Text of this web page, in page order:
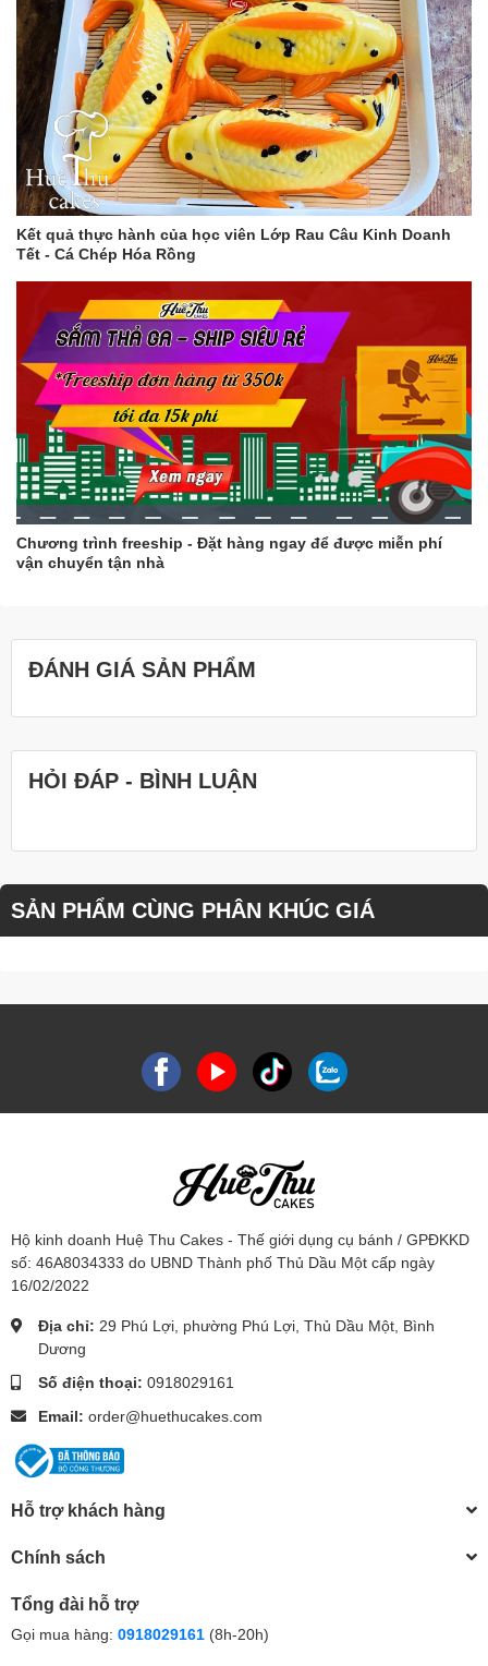
Kết quả thực hành của học viên Lớp Rau Câu Kinh Doanh
Tết - Cá Chép Hóa Rồng
Chương trình freeship - Đặt hàng ngay để được miễn phí
vận chuyển tận nhà
ĐÁNH GIÁ SẢN PHẨM
HỎI ĐÁP - BÌNH LUẬN
SẢN PHẨM CÙNG PHÂN KHÚC GIÁ
Hộ kinh doanh Huệ Thu Cakes - Thế giới dụng cụ bánh / GPĐKKD
số: 46A8034333 do UBND Thành phố Thủ Dầu Một cấp ngày
16/02/2022
Địa chỉ: 29 Phú Lợi, phường Phú Lợi, Thủ Dầu Một, Bình
Dương
Số điện thoại: 0918029161
Email: order@huethucakes.com
Hỗ trợ khách hàng
Chính sách
Tổng đài hỗ trợ
Gọi mua hàng: 0918029161 (8h-20h)